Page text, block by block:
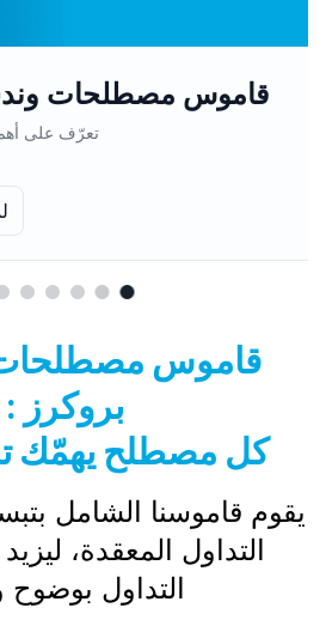
كتب وندسور بروكرز
احصل على معرفة متعمقة
قاموس
بروكرز :
كل مصطلح يهمّك
يقوم قاموسنا الشامل
التداول المعقدة،
التداول بوضوح